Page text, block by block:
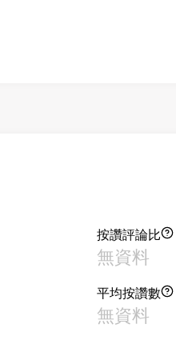
按讚評論比
無資料
平均按讚數
無資料